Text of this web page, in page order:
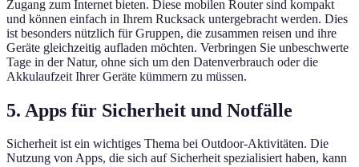
Zugang zum Internet bieten. Diese mobilen Router sind kompakt
und können einfach in Ihrem Rucksack untergebracht werden. Dies
ist besonders nützlich für Gruppen, die zusammen reisen und ihre
Geräte gleichzeitig aufladen möchten. Verbringen Sie unbeschwerte
Tage in der Natur, ohne sich um den Datenverbrauch oder die
Akkulaufzeit Ihrer Geräte kümmern zu müssen.
5. Apps für Sicherheit und Notfälle
Sicherheit ist ein wichtiges Thema bei Outdoor-Aktivitäten. Die
Nutzung von Apps, die sich auf Sicherheit spezialisiert haben, kann